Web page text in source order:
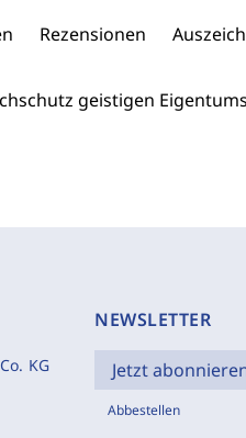
Rezensionen
geistigen
KG
NEWSLETTER
Jetzt
Abbestellen